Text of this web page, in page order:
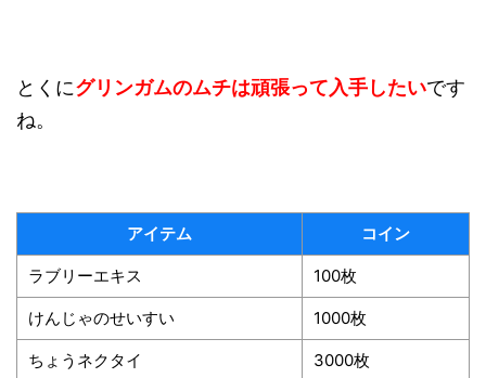
とくにグリンガムのムチは頑張って入手したいです
ね。
アイテム コイン
ラブリーエキス 100枚
けんじゃのせいすい 1000枚
ちょうネクタイ 3000枚